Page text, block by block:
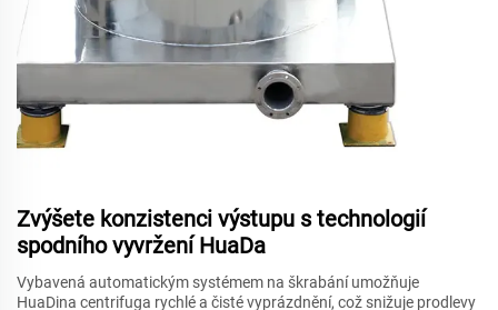
Zvýšete konzistenci výstupu s technologií
spodního vyvržení HuaDa
Vybavená automatickým systémem na škrabání umožňuje
HuaDina centrifuga rychlé a čisté vyprázdnění, což snižuje prodlevy